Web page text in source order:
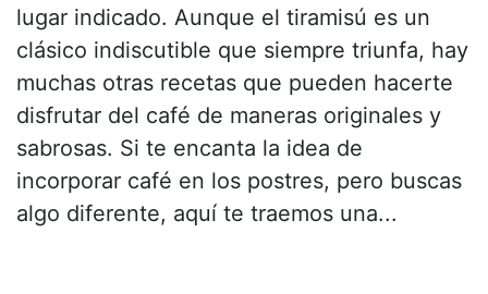
lugar indicado. Aunque el tiramisú es un
clásico indiscutible que siempre triunfa, hay
muchas otras recetas que pueden hacerte
disfrutar del café de maneras originales y
sabrosas. Si te encanta la idea de
incorporar café en los postres, pero buscas
algo diferente, aquí te traemos una...